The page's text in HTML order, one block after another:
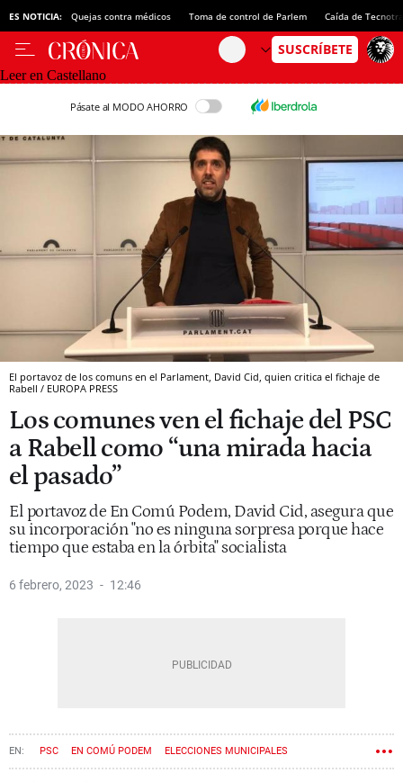
ES NOTICIA: Quejas contra médicos Toma de control de Parlem Caída de
Leer en Castellano
Pásate al MODO AHORRO
El portavoz de los comuns en el Parlament, David Cid, quien critica el fichaje de
Rabell / EUROPA PRESS
Los comunes ven el fichaje del PSC
a Rabell como “una mirada hacia
el pasado”
El portavoz de En Comú Podem, David Cid, asegura que
su incorporación "no es ninguna sorpresa porque hace
tiempo que estaba en la órbita" socialista
6 febrero, 2023 12:46
PSC EN COMÚ PODEM ELECCIONES MUNICIPALES